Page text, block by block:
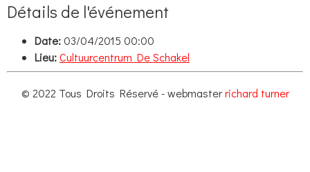
Détails de l'événement
Date:03/04/2015 00:00
Lieu:Cultuurcentrum De Schakel
© 2022 Tous Droits Réservé - webmasterrichard turner